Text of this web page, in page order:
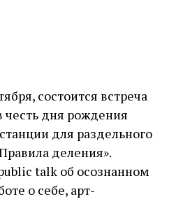
состоится встреча
честь дня рождения
для раздельного
деления».
talk об осознанном
о себе, арт-